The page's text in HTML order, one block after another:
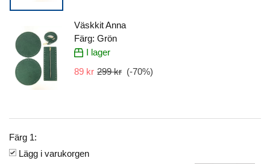
Väskkit Anna
Färg: Grön
I lager
89 kr 299 kr (-70%)
Färg 1:
Lägg i varukorgen